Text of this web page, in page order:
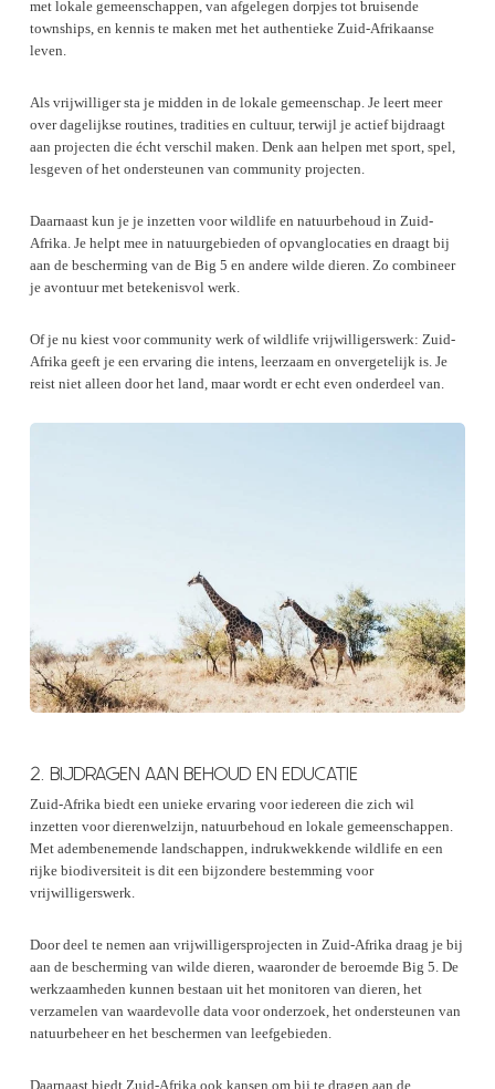
met lokale gemeenschappen, van afgelegen dorpjes tot bruisende
townships, en kennis te maken met het authentieke Zuid-Afrikaanse
leven.
Als vrijwilliger sta je midden in de lokale gemeenschap. Je leert meer
over dagelijkse routines, tradities en cultuur, terwijl je actief bijdraagt
aan projecten die écht verschil maken. Denk aan helpen met sport, spel,
lesgeven of het ondersteunen van community projecten.
Daarnaast kun je je inzetten voor wildlife en natuurbehoud in Zuid-
Afrika. Je helpt mee in natuurgebieden of opvanglocaties en draagt bij
aan de bescherming van de Big 5 en andere wilde dieren. Zo combineer
je avontuur met betekenisvol werk.
Of je nu kiest voor community werk of wildlife vrijwilligerswerk: Zuid-
Afrika geeft je een ervaring die intens, leerzaam en onvergetelijk is. Je
reist niet alleen door het land, maar wordt er echt even onderdeel van.
2. BIJDRAGEN AAN BEHOUD EN EDUCATIE
Zuid-Afrika biedt een unieke ervaring voor iedereen die zich wil
inzetten voor dierenwelzijn, natuurbehoud en lokale gemeenschappen.
Met adembenemende landschappen, indrukwekkende wildlife en een
rijke biodiversiteit is dit een bijzondere bestemming voor
vrijwilligerswerk.
Door deel te nemen aan vrijwilligersprojecten in Zuid-Afrika draag je bij
aan de bescherming van wilde dieren, waaronder de beroemde Big 5. De
werkzaamheden kunnen bestaan uit het monitoren van dieren, het
verzamelen van waardevolle data voor onderzoek, het ondersteunen van
natuurbeheer en het beschermen van leefgebieden.
Daarnaast biedt Zuid-Afrika ook kansen om bij te dragen aan de